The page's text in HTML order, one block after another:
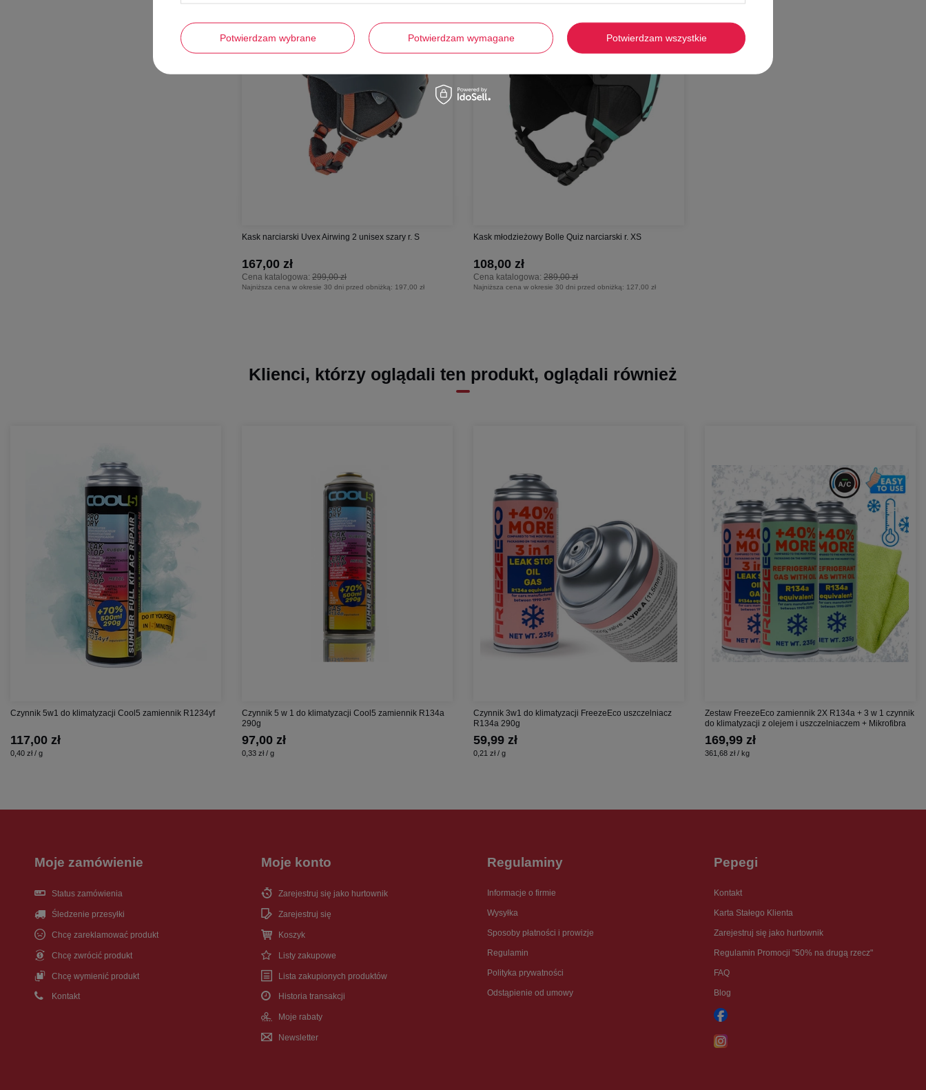
Kask narciarski Uvex Airwing 2 unisex szary r. S
Cena katalogowa: 299,00 zł
167,00 zł
Najniższa cena w okresie 30 dni przed obniżką: 197,00 zł
Kask młodzieżowy Bolle Quiz narciarski r. XS
Cena katalogowa: 289,00 zł
108,00 zł
Najniższa cena w okresie 30 dni przed obniżką: 127,00 zł
Klienci, którzy oglądali ten produkt, oglądali również
Czynnik 5w1 do klimatyzacji Cool5 zamiennik R1234yf
117,00 zł
0,40 zł / g
Czynnik 5 w 1 do klimatyzacji Cool5 zamiennik R134a
290g
97,00 zł
0,33 zł / g
Czynnik 3w1 do klimatyzacji FreezeEco uszczelniacz
R134a 290g
59,99 zł
0,21 zł / g
Zestaw FreezeEco zamiennik 2X R134a + 3 w 1 czynnik
do klimatyzacji z olejem i uszczelniaczem + Mikrofibra
169,99 zł
361,68 zł / kg
Moje zamówienie
Status zamówienia
Śledzenie przesyłki
Chcę zareklamować produkt
Chcę zwrócić produkt
Chcę wymienić produkt
Kontakt
Moje konto
Zarejestruj się jako hurtownik
Zarejestruj się
Koszyk
Listy zakupowe
Lista zakupionych produktów
Historia transakcji
Moje rabaty
Newsletter
Regulaminy
Informacje o firmie
Wysyłka
Sposoby płatności i prowizje
Regulamin
Polityka prywatności
Odstąpienie od umowy
Pepegi
Kontakt
Karta Stałego Klienta
Zarejestruj się jako hurtownik
Regulamin Promocji "50% na drugą rzecz"
FAQ
Blog
Potwierdzam wybrane Potwierdzam wymagane Potwierdzam wszystkie